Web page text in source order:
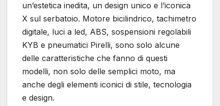
un’estetica inedita, un design unico e l’iconica
X sul serbatoio. Motore bicilindrico, tachimetro
digitale, luci a led, ABS, sospensioni regolabili
KYB e pneumatici Pirelli, sono solo alcune
delle caratteristiche che fanno di questi
modelli, non solo delle semplici moto, ma
anche degli elementi iconici di stile, tecnologia
e design.